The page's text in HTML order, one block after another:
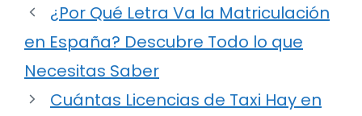
¿Por Qué Letra Va la Matriculación
en España? Descubre Todo lo que
Necesitas Saber
Cuántas Licencias de Taxi Hay en